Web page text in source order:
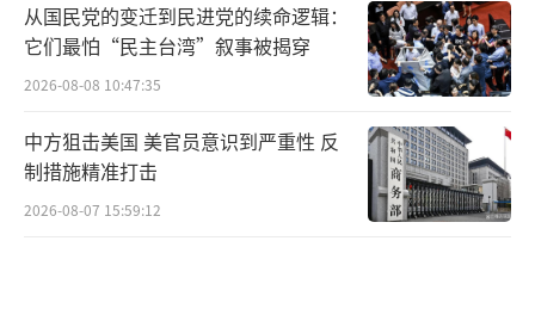
从国民党的变迁到民进党的续命逻辑：
它们最怕“民主台湾”叙事被揭穿
2026-08-08 10:47:35
中方狙击美国 美官员意识到严重性 反
制措施精准打击
2026-08-07 15:59:12